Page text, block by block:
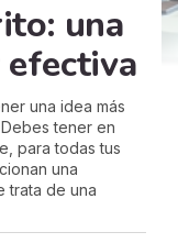
una
una idea más
tener en
para todas tus
una
trata de una